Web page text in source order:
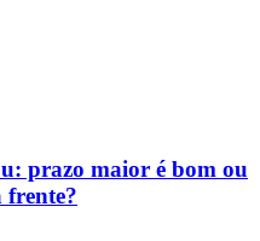
prazo maior é bom ou
frente?